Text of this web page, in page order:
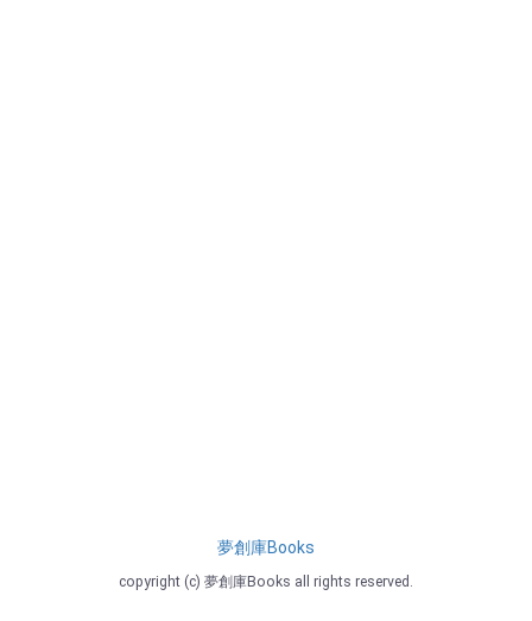
夢創庫Books
copyright (c) 夢創庫Books all rights reserved.